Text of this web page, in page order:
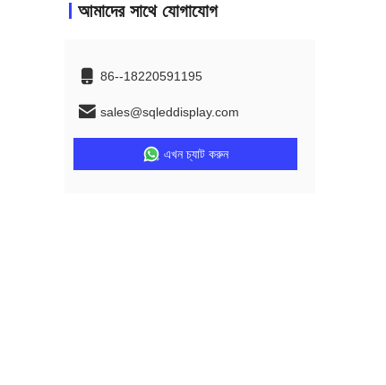
আমাদের সাথে যোগাযোগ
86--18220591195
sales@sqleddisplay.com
এখন চ্যাট করুন